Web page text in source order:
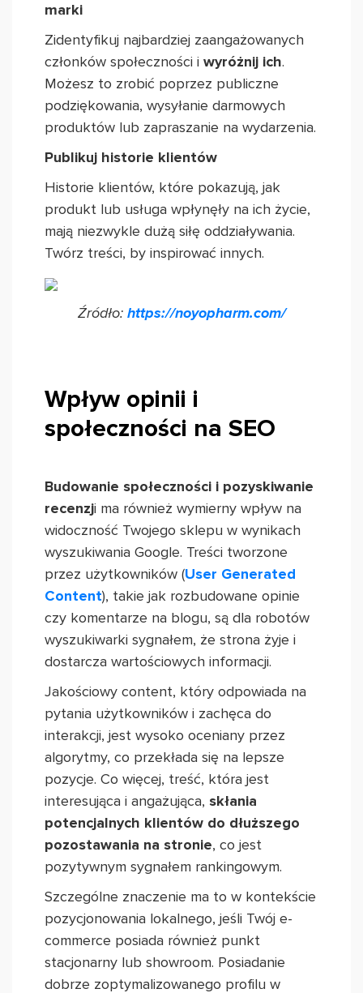
marki
Zidentyfikuj najbardziej zaangażowanych
członków społeczności i wyróżnij ich.
Możesz to zrobić poprzez publiczne
podziękowania, wysyłanie darmowych
produktów lub zapraszanie na wydarzenia.
Publikuj historie klientów
Historie klientów, które pokazują, jak
produkt lub usługa wpłynęły na ich życie,
mają niezwykle dużą siłę oddziaływania.
Twórz treści, by inspirować innych.
Źródło: https://noyopharm.com/
Wpływ opinii i
społeczności na SEO
Budowanie społeczności i pozyskiwanie
recenzji ma również wymierny wpływ na
widoczność Twojego sklepu w wynikach
wyszukiwania Google. Treści tworzone
przez użytkowników (User Generated
Content), takie jak rozbudowane opinie
czy komentarze na blogu, są dla robotów
wyszukiwarki sygnałem, że strona żyje i
dostarcza wartościowych informacji.
Jakościowy content, który odpowiada na
pytania użytkowników i zachęca do
interakcji, jest wysoko oceniany przez
algorytmy, co przekłada się na lepsze
pozycje. Co więcej, treść, która jest
interesująca i angażująca, skłania
potencjalnych klientów do dłuższego
pozostawania na stronie, co jest
pozytywnym sygnałem rankingowym.
Szczególne znaczenie ma to w kontekście
pozycjonowania lokalnego, jeśli Twój e-
commerce posiada również punkt
stacjonarny lub showroom. Posiadanie
dobrze zoptymalizowanego profilu w